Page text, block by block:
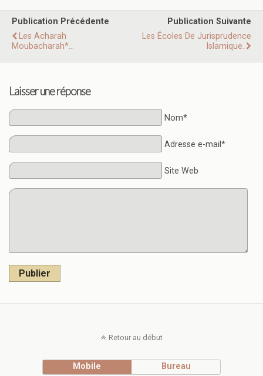
Publication Précédente
Les Acharah
Moubacharah*...
Publication Suivante
Les Écoles De Jurisprudence
Islamique.
Laisser une réponse
Nom*
Adresse e-mail*
Site Web
Publier
Retour au début
Mobile Bureau